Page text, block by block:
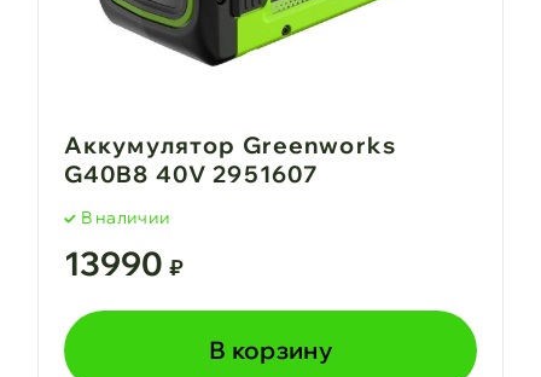
Аккумулятор Greenworks
G40B8 40V 2951607
В наличии
13990 ₽
В корзину